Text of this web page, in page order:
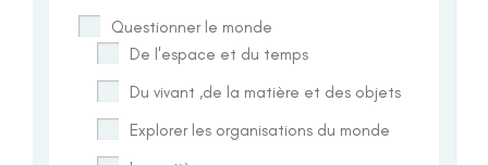
Questionner le monde
De l'espace et du temps
Du vivant ,de la matière et des objets
Explorer les organisations du monde